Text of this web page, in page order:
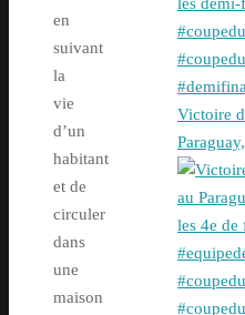
en
suivant
la
vie
d’un
habitant
et de
circuler
dans
une
maison
Victoire